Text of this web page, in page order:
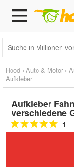
Hood › Auto & Motor ›
Aufkleber
Aufkleber
verschiedene
1